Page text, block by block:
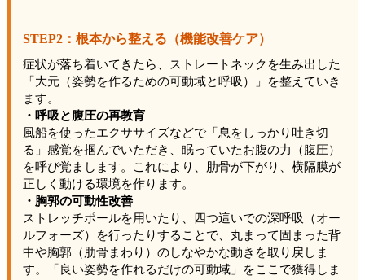
STEP2：根本から整える（機能改善ケア）
症状が落ち着いてきたら、ストレートネックを生み出した
「大元（姿勢を作るための可動域と呼吸）」を整えていき
ます。
・呼吸と腹圧の再教育
風船を使ったエクササイズなどで「息をしっかり吐き切
る」感覚を掴んでいただき、眠っていたお腹の力（腹圧）
を呼び覚まします。これにより、肋骨が下がり、横隔膜が
正しく動ける環境を作ります。
・胸郭の可動性改善
ストレッチポールを用いたり、四つ這いでの深呼吸（オー
ルフォーズ）を行ったりすることで、丸まって固まった背
中や胸郭（肋骨まわり）のしなやかな動きを取り戻しま
す。「良い姿勢を作れるだけの可動域」をここで獲得しま